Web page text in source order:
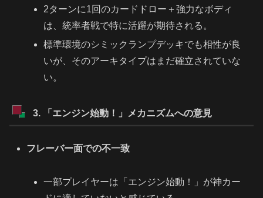
2ターンに1回のカードドロー＋強力なボディ
は、統率者戦で特に活躍が期待される。
標準環境のシミックランプデッキでも相性が良
いが、そのアーキタイプはまだ確立されていな
い。
3. 「エンジン始動！」メカニズムへの意見
フレーバー面での不一致
一部プレイヤーは「エンジン始動！」が神カー